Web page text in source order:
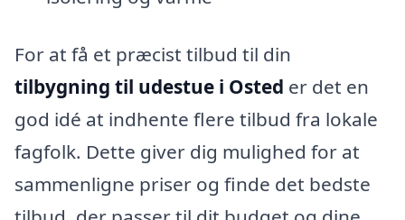
For at få et præcist tilbud til din
tilbygning til udestue i Osted er det en
god idé at indhente flere tilbud fra lokale
fagfolk. Dette giver dig mulighed for at
sammenligne priser og finde det bedste